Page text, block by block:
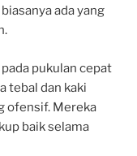
ada yang
pukulan cepat
tebal dan kaki
ofensif. Mereka
baik selama